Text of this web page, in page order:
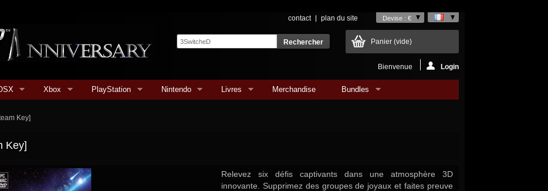
Devise : €
contact plan du site
Panier (vide)
Bienvenue Login
Xbox PlayStation Nintendo Livres Merchandise Bundles
Key]
Key]
Relevez six défis captivants dans une atmosphère 3D
innovante. Supprimez des groupes de joyaux et faites preuve